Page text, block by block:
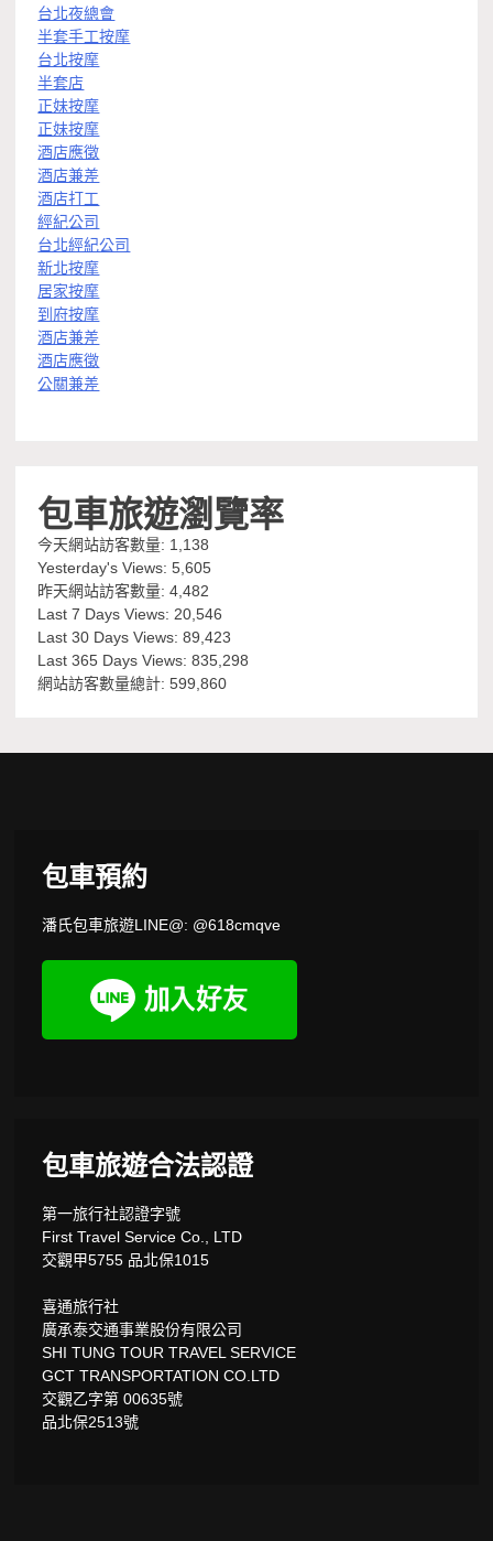
台北夜總會
半套手工按摩
台北按摩
半套店
正妹按摩
正妹按摩
酒店應徵
酒店兼差
酒店打工
經紀公司
台北經紀公司
新北按摩
居家按摩
到府按摩
酒店兼差
酒店應徵
公關兼差
包車旅遊瀏覽率
今天網站訪客數量: 1,138
Yesterday's Views:5,605
昨天網站訪客數量:4,482
Last 7 Days Views: 20,546
Last 30 Days Views:89,423
Last 365 Days Views:835,298
網站訪客數量總計:599,860
包車預約
潘氏包車旅遊LINE@: @618cmqve
包車旅遊合法認證
第一旅行社認證字號
First Travel Service Co., LTD
交觀甲5755 品北保1015
喜通旅行社
廣承泰交通事業股份有限公司
SHI TUNG TOUR TRAVEL SERVICE
GCT TRANSPORTATION CO.LTD
交觀乙字第 00635號
品北保2513號